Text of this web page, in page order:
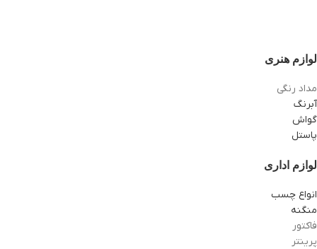
لوازم هنری
مداد رنگی
آبرنگ
گواش
پاستل
لوازم اداری
انواع چسب
منگنه
فاکتور
پرینتر